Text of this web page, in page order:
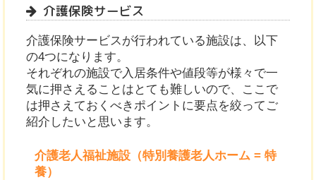
介護保険サービス
介護保険サービスが行われている施設は、以下
の4つになります。
それぞれの施設で入居条件や値段等が様々で一
気に押さえることはとても難しいので、ここで
は押さえておくべきポイントに要点を絞ってご
紹介したいと思います。
介護老人福祉施設（特別養護老人ホーム = 特
養）